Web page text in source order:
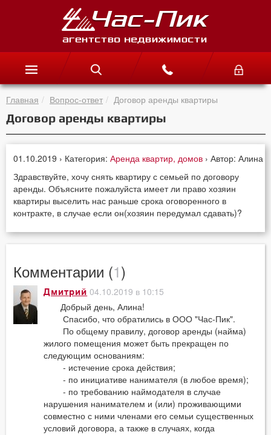
Главная Вопрос-ответ Договор аренды квартиры
Договор аренды квартиры
01.10.2019 › Категория:Аренда квартир, домов › Автор: Алина
Здравствуйте, хочу снять квартиру с семьей по договору
аренды. Объясните пожалуйста имеет ли право хозяин
квартиры выселить нас раньше срока оговоренного в
контракте, в случае если он(хозяин передумал сдавать)?
Комментарии (1)
Дмитрий 04.10.2019 в 10:15
Добрый день, Алина!
Спасибо, что обратились в ООО "Час-Пик".
По общему правилу, договор аренды (найма)
жилого помещения может быть прекращен по
следующим основаниям:
- истечение срока действия;
- по инициативе нанимателя (в любое время);
- по требованию наймодателя в случае
нарушения нанимателем и (или) проживающими
совместно с ними членами его семьи существенных
условий договора, а также в случаях, когда